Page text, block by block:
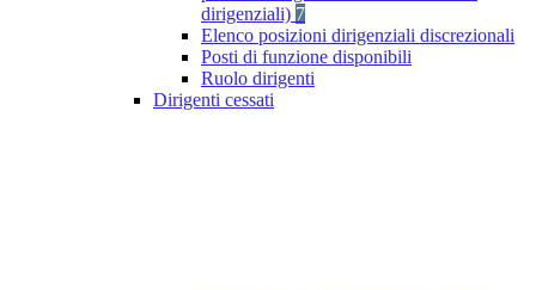
dirigenziali) 7
Elenco posizioni dirigenziali discrezionali
Posti di funzione disponibili
Ruolo dirigenti
Dirigenti cessati